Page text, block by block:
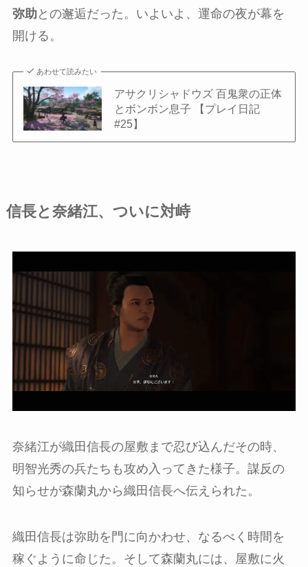
弥助との邂逅だった。いよいよ、運命の夜が幕を
開ける。
あわせて読みたい
アサクリシャドウズ 百鬼衆の正体
とボンボン息子 【プレイ日記
#25】
信長と奈緒江、ついに対峙
奈緒江が織田信長の屋敷まで忍び込んだその時、
明智光秀の兵たちも攻め入ってきた様子。謀反の
知らせが森蘭丸から織田信長へ伝えられた。
織田信長は弥助を門に向かわせ、なるべく時間を
稼ぐように命じた。そして森蘭丸には、屋敷に火